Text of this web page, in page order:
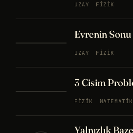
UZAY FIZIK
Evrenin
UZAY FIZIK
3 Cisim
FIZIK MATEMATIK
Yalnızlık